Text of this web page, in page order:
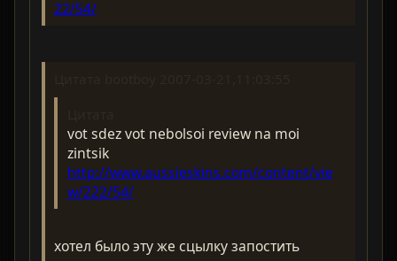
22/54/
vot sdez vot nebolsoi review na moi
zintsik
http://www.aussieskins.com/content/vie
w/222/54/
хотел было эту же сцылку запостить